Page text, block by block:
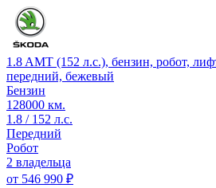
1.8 AMT (152 л.с.), бензин, робот,
передний, бежевый
Бензин
128000 км.
1.8 / 152 л.с.
Передний
Робот
2 владельца
от 546 990 ₽